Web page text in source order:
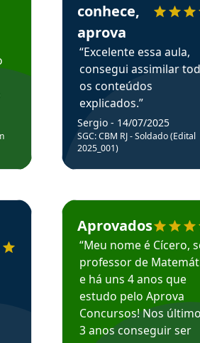
Concursos em depoimento
conhece,
aprova
“Excelente essa aula,
consegui assimilar
os conteúdos
explicados.”
Sergio - 14/07/2025
SGC: CBM RJ - Soldado (Edital
2025_001)
Estudante Cicero
Aprovados
“Meu nome é Cícero,
professor de
e há uns 4 anos que
estudo pelo Aprova
Concursos! Nos
3 anos conseguir ser